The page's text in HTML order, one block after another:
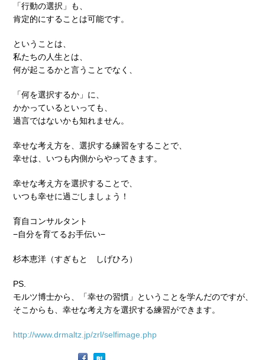
「行動の選択」も、
肯定的にすることは可能です。
ということは、
私たちの人生とは、
何が起こるかと言うことでなく、
「何を選択するか」に、
かかっているといっても、
過言ではないかも知れません。
幸せな考え方を、選択する練習をすることで、
幸せは、いつも内側からやってきます。
幸せな考え方を選択することで、
いつも幸せに過ごしましょう！
育自コンサルタント
−自分を育てるお手伝い−
杉本恵洋（すぎもと しげひろ）
PS.
モルツ博士から、「幸せの習慣」ということを学んだのですが、
そこからも、幸せな考え方を選択する練習ができます。
http://www.drmaltz.jp/zrl/selfimage.php